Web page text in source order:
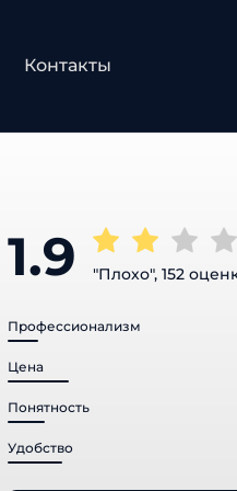
Контакты
1.9 "Плохо", 152 оценки
Профессионализм
Цена
Понятность
Удобство